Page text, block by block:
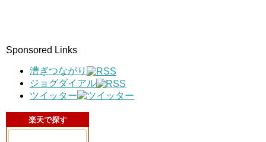
Sponsored Links
漕ぎつながり
ジョグダイアル
ツイッター
楽天で探す